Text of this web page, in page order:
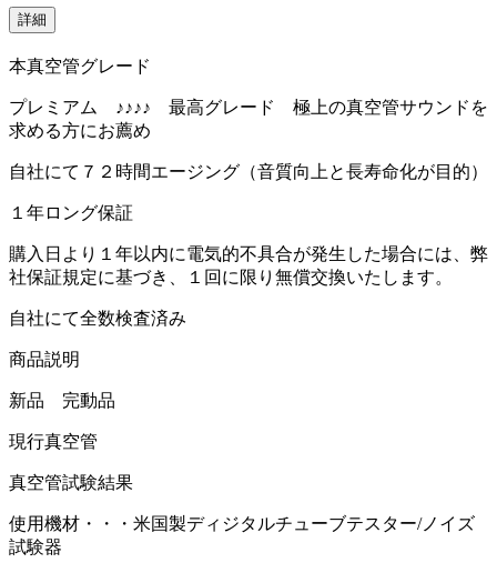
詳細
本真空管グレード
プレミアム ♪♪♪♪ 最高グレード 極上の真空管サウンドを
求める方にお薦め
自社にて７２時間エージング（音質向上と長寿命化が目的）
１年ロング保証
購入日より１年以内に電気的不具合が発生した場合には、弊
社保証規定に基づき、１回に限り無償交換いたします。
自社にて全数検査済み
商品説明
新品 完動品
現行真空管
真空管試験結果
使用機材・・・米国製ディジタルチューブテスター/ノイズ
試験器